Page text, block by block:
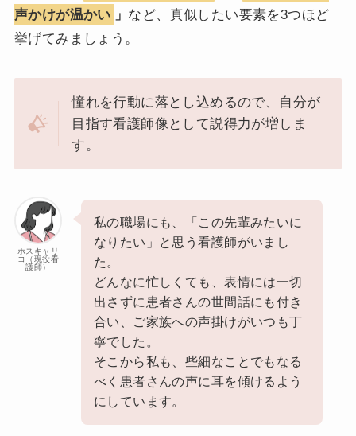
声かけが温かい 」 など、真似したい要素を3つほど
挙げてみましょう。
憧れを行動に落とし込めるので、自分が
目指す看護師像として説得力が増しま
す。
ホスキャリ
コ（現役看
護師）
私の職場にも、「この先輩みたいに
なりたい」と思う看護師がいまし
た。
どんなに忙しくても、表情には一切
出さずに患者さんの世間話にも付き
合い、ご家族への声掛けがいつも丁
寧でした。
そこから私も、些細なことでもなる
べく患者さんの声に耳を傾けるよう
にしています。